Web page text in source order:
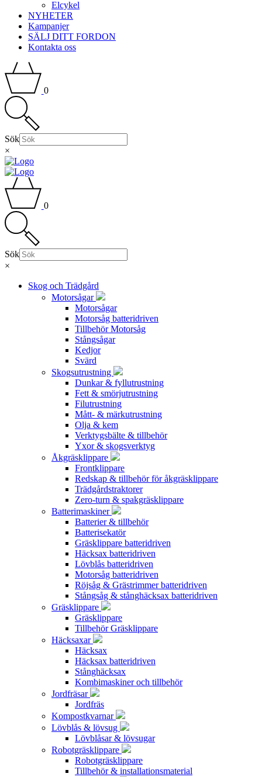
Elcykel
NYHETER
Kampanjer
SÄLJ DITT FORDON
Kontakta oss
0
Sök
×
0
Sök
×
Skog och Trädgård
Motorsågar
Motorsågar
Motorsåg batteridriven
Tillbehör Motorsåg
Stångsågar
Kedjor
Svärd
Skogsutrustning
Dunkar & fyllutrustning
Fett & smörjutrustning
Filutrustning
Mått- & märkutrustning
Olja & kem
Verktygsbälte & tillbehör
Yxor & skogsverktyg
Åkgräsklippare
Frontklippare
Redskap & tillbehör för åkgräsklippare
Trädgårdstraktorer
Zero-turn & spakgräsklippare
Batterimaskiner
Batterier & tillbehör
Batterisekatör
Gräsklippare batteridriven
Häcksax batteridriven
Lövblås batteridriven
Motorsåg batteridriven
Röjsåg & Grästrimmer batteridriven
Stångsåg & stånghäcksax batteridriven
Gräsklippare
Gräsklippare
Tillbehör Gräsklippare
Häcksaxar
Häcksax
Häcksax batteridriven
Stånghäcksax
Kombimaskiner och tillbehör
Jordfräsar
Jordfräs
Kompostkvarnar
Lövblås & lövsug
Lövblåsar & lövsugar
Robotgräsklippare
Robotgräsklippare
Tillbehör & installationsmaterial